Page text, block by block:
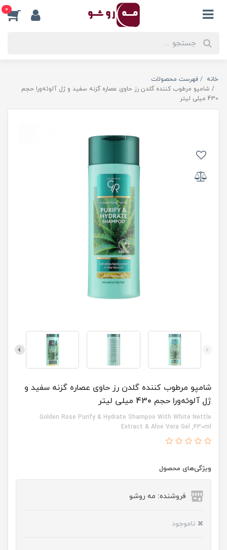
0
خانه
فهرست محصولات
شامپو مرطوب کننده گلدن رز حاوی عصاره گزنه سفید و ژل آلوئه‌ورا حجم
430 میلی لیتر
شامپو مرطوب کننده گلدن رز حاوی عصاره گزنه سفید و
ژل آلوئه‌ورا حجم 430 میلی لیتر
Golden Rose Purify & Hydrate Shampoo With White Nettle
Extract & Aloe Vera Gel ,430ml
ویژگی‌های محصول
فروشنده: مه رو‌شو
ناموجود